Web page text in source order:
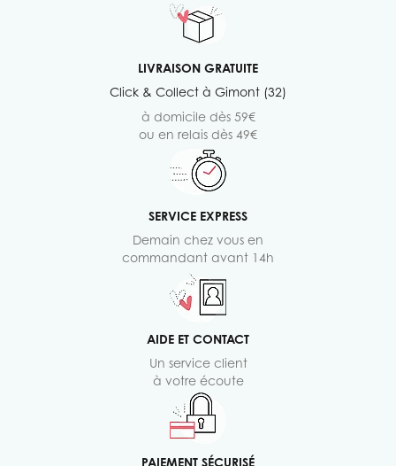
LIVRAISON GRATUITE
Click & Collect à Gimont (32)
à domicile dès 59€
ou en relais dès 49€
SERVICE EXPRESS
Demain chez vous en
commandant avant 14h
AIDE ET CONTACT
Un service client
à votre écoute
PAIEMENT SÉCURISÉ